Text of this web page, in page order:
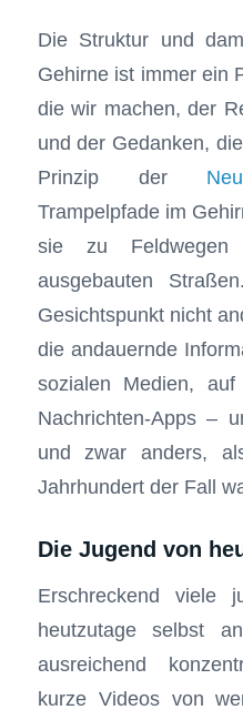
Die Struktur und
Gehirne ist immer ein
die wir machen, der
und der Gedanken,
Prinzip der
Trampelpfade im
sie zu
ausgebauten
Gesichtspunkt nicht
die andauernde
sozialen Medien,
Nachrichten-Apps –
und zwar anders,
Jahrhundert der Fall
Die Jugend von
Erschreckend viele
heutzutage selbst
ausreichend
kurze Videos von